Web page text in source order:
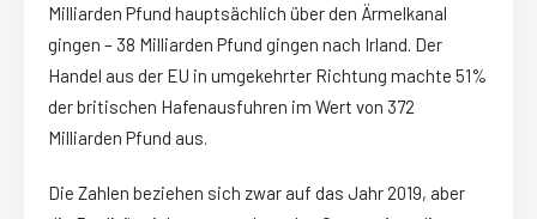
Milliarden Pfund hauptsächlich über den Ärmelkanal
gingen – 38 Milliarden Pfund gingen nach Irland. Der
Handel aus der EU in umgekehrter Richtung machte 51%
der britischen Hafenausfuhren im Wert von 372
Milliarden Pfund aus.
Die Zahlen beziehen sich zwar auf das Jahr 2019, aber